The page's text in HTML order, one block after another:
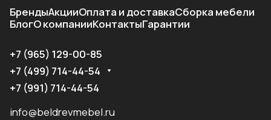
БрендыАкцииОплата и доставкаСборка мебели
БлогО компанииКонтактыГарантии
+7 (965) 129-00-85
+7 (499) 714-44-54
+7 (991) 714-44-54
info@beldrevmebel.ru